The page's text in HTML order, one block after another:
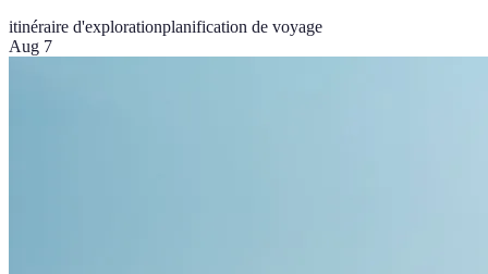
itinéraire d'explorationplanification de voyage
Aug 7